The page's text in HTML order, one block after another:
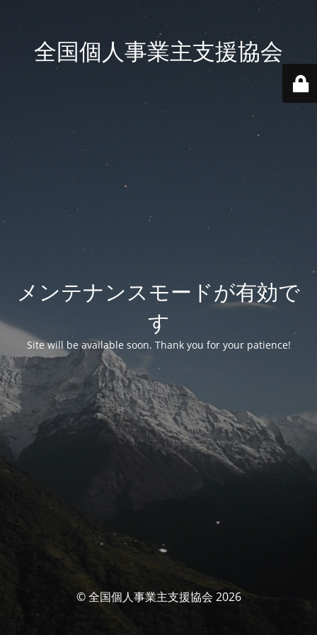
全国個人事業主支援協会
メンテナンスモードが有効で
す
Site will be available soon. Thank you for your patience!
© 全国個人事業主支援協会 2026